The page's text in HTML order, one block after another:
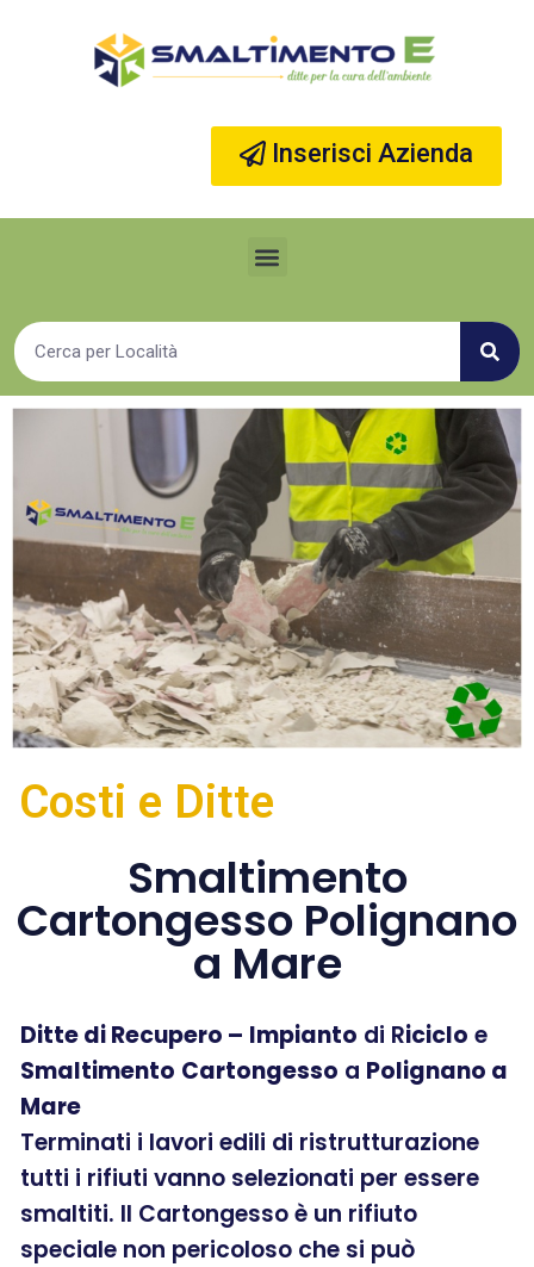
Inserisci Azienda
Costi e Ditte
Smaltimento
Cartongesso Polignano
a Mare
Ditte di Recupero – Impianto di Riciclo e
Smaltimento Cartongesso a Polignano a
Mare
Terminati i lavori edili di ristrutturazione
tutti i rifiuti vanno selezionati per essere
smaltiti. Il Cartongesso è un rifiuto
speciale non pericoloso che si può